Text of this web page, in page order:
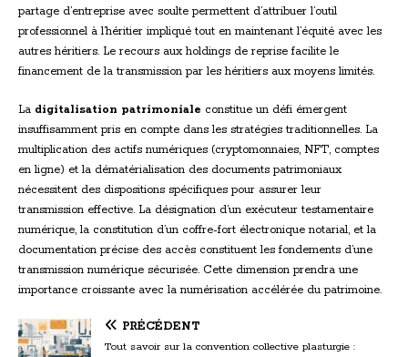
partage d’entreprise avec soulte permettent d’attribuer l’outil
professionnel à l’héritier impliqué tout en maintenant l’équité avec les
autres héritiers. Le recours aux holdings de reprise facilite le
financement de la transmission par les héritiers aux moyens limités.
La digitalisation patrimoniale constitue un défi émergent
insuffisamment pris en compte dans les stratégies traditionnelles. La
multiplication des actifs numériques (cryptomonnaies, NFT, comptes
en ligne) et la dématérialisation des documents patrimoniaux
nécessitent des dispositions spécifiques pour assurer leur
transmission effective. La désignation d’un exécuteur testamentaire
numérique, la constitution d’un coffre-fort électronique notarial, et la
documentation précise des accès constituent les fondements d’une
transmission numérique sécurisée. Cette dimension prendra une
importance croissante avec la numérisation accélérée du patrimoine.
PRÉCÉDENT
Tout savoir sur la convention collective plasturgie :